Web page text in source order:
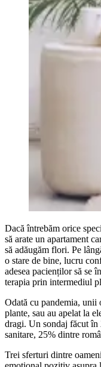
Dacă întrebăm orice
să arate un apartament
să adăugăm flori. Pe
o stare de bine, lucru
adesea pacienților să se
terapia prin intermediul
Odată cu pandemia, unii
plante, sau au apelat la
dragi. Un sondaj făcut în
sanitare, 25% dintre
Trei sferturi dintre